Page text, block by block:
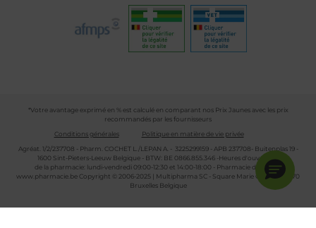
*Votre avantage exprimé en % est calculé en comparant nos Prix Jaunes avec les prix
recommandés par les fournisseurs
Conditions générales
Politique en matière de vie privée
Agréat. 1/2/237708 - Pharm. COCHET L./LEPAN A. - 3225299159 - APB 237708- Buitenplas 19 -
1600 Sint-Pieters-Leeuw Belgique - BTW: BE 0866.855.346 -Heures d'ouverture
de la pharmacie: lundi-vendredi 09:00-12:30 et 14:00-18:00 - Pharmacie de garde :
www.pharmacie.beCopyright © 2006-2025 | Multipharma SC - Square Marie Curie 30 - 1070
Bruxelles Belgique